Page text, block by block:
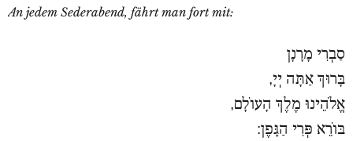
An jedem Sederabend, fährt man fort mit:
סַבְרִי מָרָנָן
בָּרוּךְ אַתָּה יְיָ,
אֱלֹהֵינוּ מֶלֶךְ הָעוֹלָם,
בּוֹרֵא פְּרִי הַגָּפֶן: